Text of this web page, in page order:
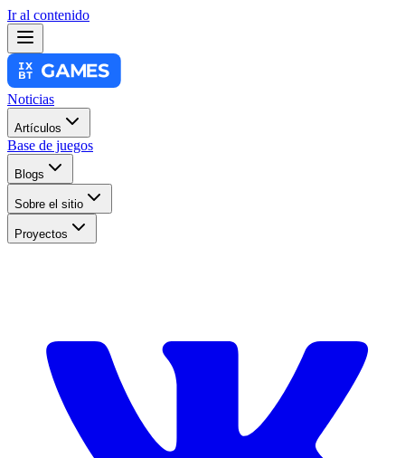
Ir al contenido
Noticias
Artículos
Base de juegos
Blogs
Sobre el sitio
Proyectos